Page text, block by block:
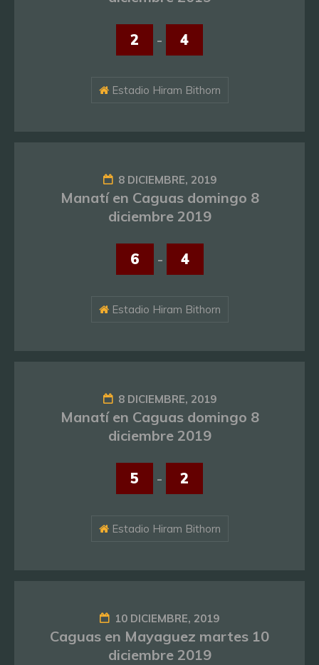
2 - 4
Estadio Hiram Bithorn
8 DICIEMBRE, 2019
Manatí en Caguas domingo 8
diciembre 2019
6 - 4
Estadio Hiram Bithorn
8 DICIEMBRE, 2019
Manatí en Caguas domingo 8
diciembre 2019
5 - 2
Estadio Hiram Bithorn
10 DICIEMBRE, 2019
Caguas en Mayaguez martes 10
diciembre 2019